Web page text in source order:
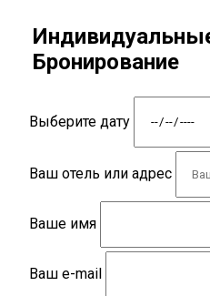
Бронирование
Выберите дату
Ваш отель или адрес
Ваше имя
Ваш e-mail